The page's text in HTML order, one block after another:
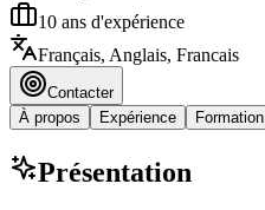
10 ans d'expérience
Français, Anglais, Francais
Contacter
À propos
Expérience Formation
Présentation